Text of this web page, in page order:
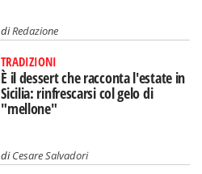
diRedazione
TRADIZIONI
È il dessert che racconta l'estate in
Sicilia: rinfrescarsi col gelo di
"mellone"
diCesare Salvadori